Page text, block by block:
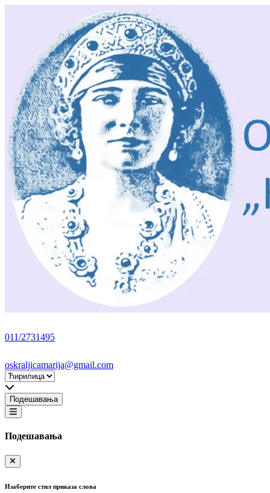
011/2731495
oskraljicamarija@gmail.com
Подешавања
Подешавања
Изаберите стил приказа слова